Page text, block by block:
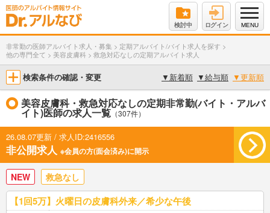
検討中 ログイン MENU
非常勤の医師アルバイト求人・募集 > 定期アルバイト/バイト求人を探す >
他の専門全て > 美容皮膚科 > 救急対応なしの定期アルバイト求人
検索条件の確認・変更 ▼ 新着順 ▼給与順 ▼更新順
美容皮膚科・救急対応なしの定期非常勤(バイト・アルバ
イト)医師の求人一覧 （307件）
26.08.07更新 / 求人ID:2416556
非公開求人 ※会員の方(面会済み)に開示
NEW 救急なし
【1回5万】火曜日の皮膚科外来／希少な午後